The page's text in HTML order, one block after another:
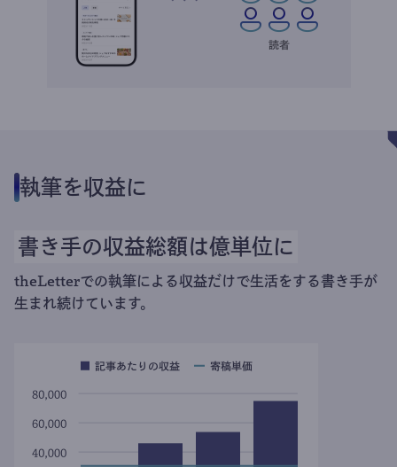
執筆を収益に
書き手の収益総額は億単位に
theLetterでの執筆による収益だけで生活をする書き手が
生まれ続けています。